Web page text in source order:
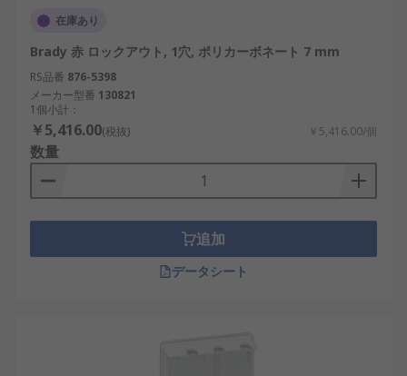
在庫あり
Brady 赤 ロックアウト, 1穴, ポリカーボネート 7 mm
RS品番 876-5398
メーカー型番 130821
1個小計：
￥5,416.00(税抜) ￥5,416.00/個
数量
追加
データシート